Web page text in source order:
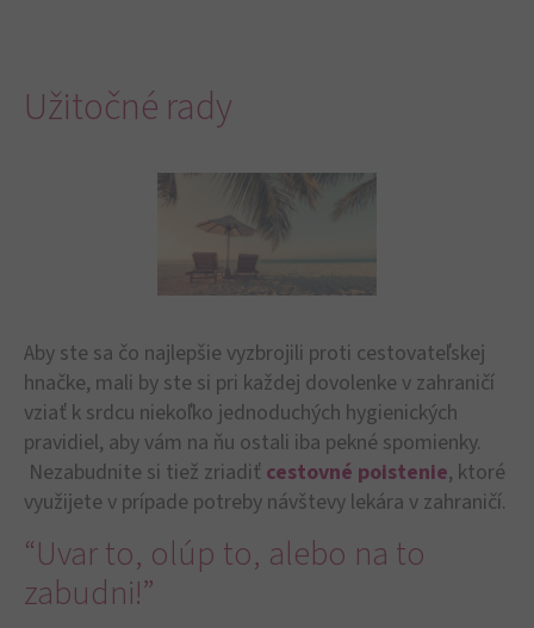
Užitočné rady
Aby ste sa čo najlepšie vyzbrojili proti cestovateľskej
hnačke, mali by ste si pri každej dovolenke v zahraničí
vziať k srdcu niekoľko jednoduchých hygienických
pravidiel, aby vám na ňu ostali iba pekné spomienky.
Nezabudnite si tiež zriadiť cestovné poistenie, ktoré
využijete v prípade potreby návštevy lekára v zahraničí.
“Uvar to, olúp to, alebo na to
zabudni!”